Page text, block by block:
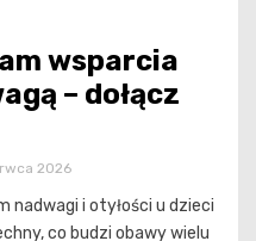
wsparcia
– dołącz
2026
nadwagi i otyłości u dzieci
co budzi obawy wielu